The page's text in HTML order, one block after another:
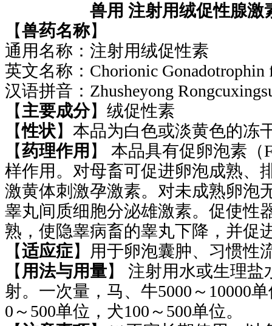
兽用 注射用绒促性腺激
【兽药名称】
通用名称：注射用绒促性素
英文名称： Chorionic Gonadotrophin
汉语拼音： Zhusheyong
【主要成分】 绒促性素
【性状】本品为白色或淡黄色的冻
【药理作用 】 本品具有促卵泡素（
样作用。对母畜可促进卵泡成熟、
激黄体刺激孕激素。对未成熟卵泡
睾丸间质细胞分泌雄激素。促使性
熟，使隐睾病畜的睾丸下降，并促
【适应症】 用于卵泡囊肿、习惯性
【 用法与用量】 注射用水或生理盐
射。一次量，马、牛5000～ 10000单
0～ 500单位，犬100～ 500单位。